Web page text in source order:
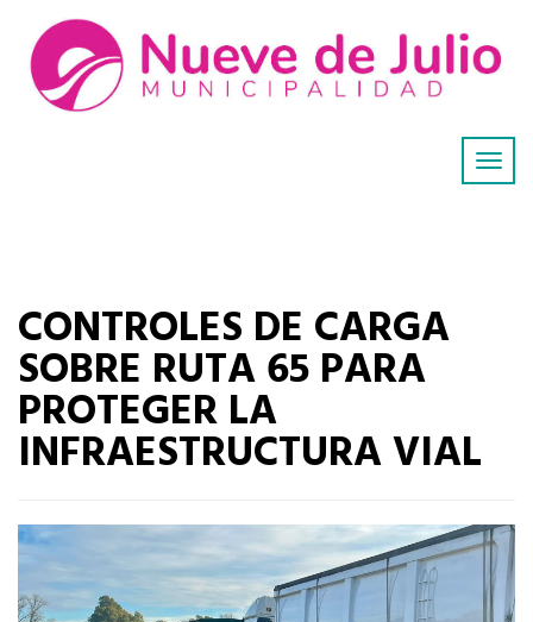
CONTROLES DE CARGA
SOBRE RUTA 65 PARA
PROTEGER LA
INFRAESTRUCTURA VIAL